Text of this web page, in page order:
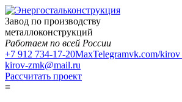
Завод по производству
металлоконструкций
Работаем по всей России
+7 912 734-17-20MaxTelegramvk.com/
kirov-zmk@mail.ru
Рассчитать проект
≡